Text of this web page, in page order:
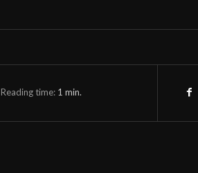
Reading time: 1 min.